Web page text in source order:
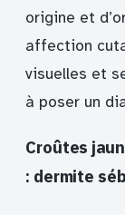
origine et
affection
visuelles et
à poser un
Croûtes
: dermite